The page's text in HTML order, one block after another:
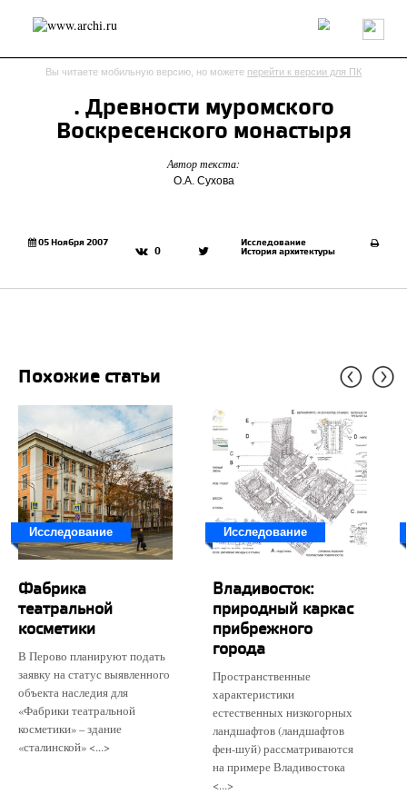
Россия Мир Технологии Интерьер Пресса
Архитекторы
Исследование
Результаты конкурса
Дизайн
Иностранцы в России
Наследие Образование
Урбанистика
Вы читаете мобильную версию, но можете перейти к версии для ПК
. Древности муромского
Воскресенского монастыря
Автор текста:
О.А. Сухова
05 Ноября 2007
0
Исследование
История архитектуры
Похожие статьи
Исследование
Фабрика
театральной
косметики
В Перово планируют подать
заявку на статус выявленного
объекта наследия для
«Фабрики театральной
косметики» – здание
«сталинской» <...>
Исследование
Владивосток:
природный каркас
прибрежного
города
Пространственные
характеристики
естественных низкогорных
ландшафтов (ландшафтов
фен-шуй) рассматриваются
на примере Владивостока
<...>